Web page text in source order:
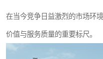
在当今竞争日益激烈的市场环
价值与服务质量的重要标尺。
营商环境满意度
服务满意度调查